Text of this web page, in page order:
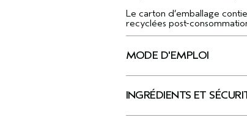
Le carton d’emballage
recyclées post-
MODE D'EMPLOI
INGRÉDIENTS ET